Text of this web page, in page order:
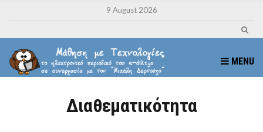
9 August 2026
MENU
Διαθεματικότητα